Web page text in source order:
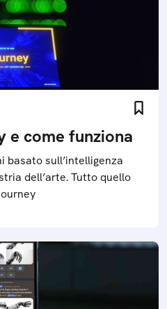
e come funziona
basato sull’intelligenza
dell’arte. Tutto quello